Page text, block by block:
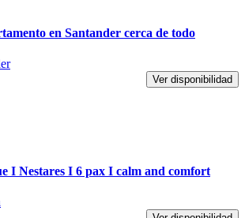
en Santander cerca de todo
Ver disponibilidad
I Nestares I 6 pax I calm and comfort